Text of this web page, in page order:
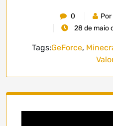
0
28 de maio
Tags:GeForce,